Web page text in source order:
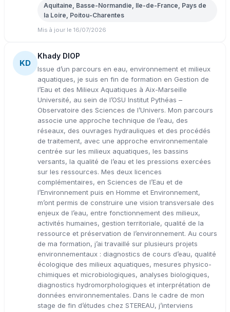
Aquitaine, Basse-Normandie, Ile-de-France, Pays de
la Loire, Poitou-Charentes
Mis à jour le 16/07/2026
KD
Khady DIOP
Issue d’un parcours en eau, environnement et milieux
aquatiques, je suis en fin de formation en Gestion de
l’Eau et des Milieux Aquatiques à Aix-Marseille
Université, au sein de l’OSU Institut Pythéas –
Observatoire des Sciences de l’Univers. Mon parcours
associe une approche technique de l’eau, des
réseaux, des ouvrages hydrauliques et des procédés
de traitement, avec une approche environnementale
centrée sur les milieux aquatiques, les bassins
versants, la qualité de l’eau et les pressions exercées
sur les ressources. Mes deux licences
complémentaires, en Sciences de l’Eau et de
l’Environnement puis en Homme et Environnement,
m’ont permis de construire une vision transversale des
enjeux de l’eau, entre fonctionnement des milieux,
activités humaines, gestion territoriale, qualité de la
ressource et préservation de l’environnement. Au cours
de ma formation, j’ai travaillé sur plusieurs projets
environnementaux : diagnostics de cours d’eau, qualité
écologique des milieux aquatiques, mesures physico-
chimiques et microbiologiques, analyses biologiques,
diagnostics hydromorphologiques et interprétation de
données environnementales. Dans le cadre de mon
stage de fin d’études chez STEREAU, j’interviens